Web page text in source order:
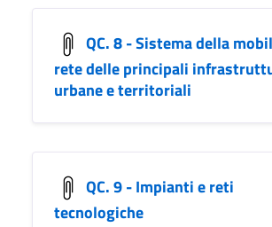
QC. 8 - Sistema della
rete delle principali
urbane e territoriali
QC. 9 - Impianti e reti
tecnologiche